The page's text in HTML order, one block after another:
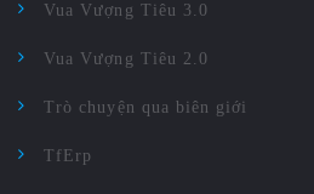
Vua Vượng Tiêu 3.0
Vua Vượng Tiêu 2.0
Trò chuyện qua biên giới
TfErp